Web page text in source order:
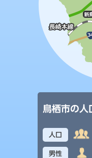
鳥栖市の人
人口
男性